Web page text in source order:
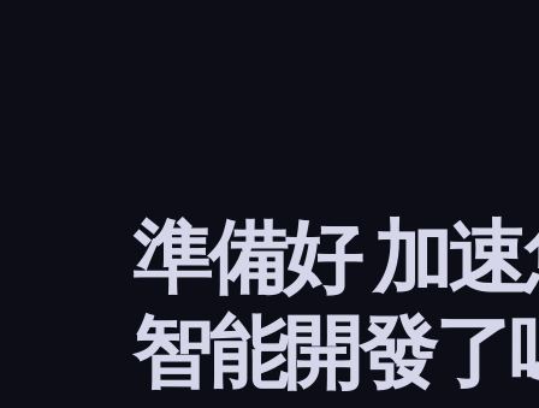
準備好 加
智能開發了